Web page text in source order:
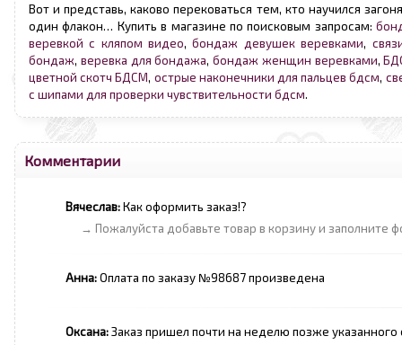
Вот и представь, каково перековаться тем, кто научился
один флакон… Купить в магазине по поисковым запросам:
веревкой с кляпом видео,бондаж девушек веревками,
бондаж, веревка для бондажа, бондаж женщин веревками,
цветной скотч БДСМ, острые наконечники для пальцев бдсм,
с шипами для проверки чувствительности бдсм.
Комментарии
Вячеслав:Как оформить заказ!?
→ Пожалуйста добавьте товар в корзину и заполните
Анна:Оплата по заказу №98687 произведена
Оксана:Заказ пришел почти на неделю позже